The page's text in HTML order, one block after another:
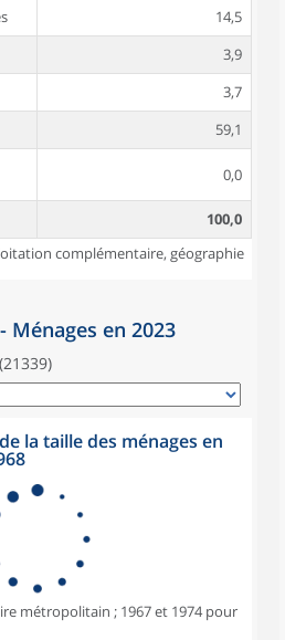
14,5
3,9
3,7
59,1
0,0
100,0
complémentaire, géographie
Ménages en 2023
la taille des ménages en
métropolitain ; 1967 et 1974 pour